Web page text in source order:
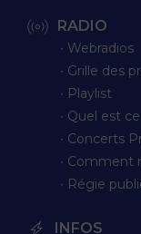
RADIO
∙ Webradios
∙ Grille des
∙ Playlist
∙ Quel est
∙ Concerts
∙ Comment
∙ Régie
INFOS